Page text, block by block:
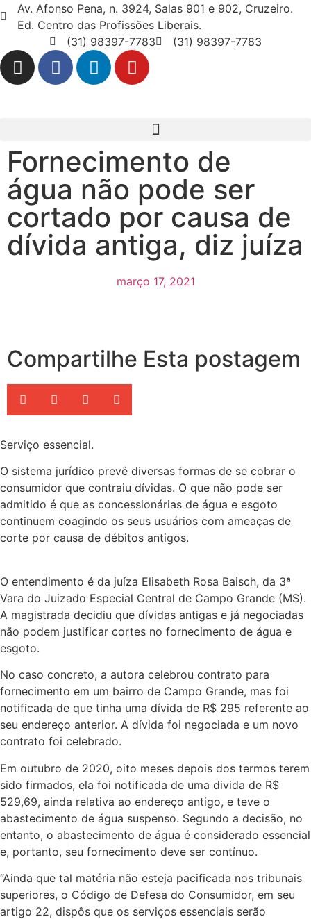
Av. Afonso Pena, n. 3924, Salas 901 e 902, Cruzeiro.
Ed. Centro das Profissões Liberais.
(31) 98397-7783
(31) 98397-7783
Fornecimento de
água não pode ser
cortado por causa de
dívida antiga, diz juíza
março 17, 2021
Compartilhe Esta postagem
Serviço essencial.
O sistema jurídico prevê diversas formas de se cobrar o
consumidor que contraiu dívidas. O que não pode ser
admitido é que as concessionárias de água e esgoto
continuem coagindo os seus usuários com ameaças de
corte por causa de débitos antigos.
O entendimento é da juíza Elisabeth Rosa Baisch, da 3ª
Vara do Juizado Especial Central de Campo Grande (MS).
A magistrada decidiu que dívidas antigas e já negociadas
não podem justificar cortes no fornecimento de água e
esgoto.
No caso concreto, a autora celebrou contrato para
fornecimento em um bairro de Campo Grande, mas foi
notificada de que tinha uma dívida de R$ 295 referente ao
seu endereço anterior. A dívida foi negociada e um novo
contrato foi celebrado.
Em outubro de 2020, oito meses depois dos termos terem
sido firmados, ela foi notificada de uma divida de R$
529,69, ainda relativa ao endereço antigo, e teve o
abastecimento de água suspenso. Segundo a decisão, no
entanto, o abastecimento de água é considerado essencial
e, portanto, seu fornecimento deve ser contínuo.
“Ainda que tal matéria não esteja pacificada nos tribunais
superiores, o Código de Defesa do Consumidor, em seu
artigo 22, dispôs que os serviços essenciais serão